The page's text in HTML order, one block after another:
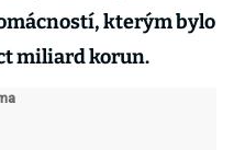
kterým bylo
miliard korun.